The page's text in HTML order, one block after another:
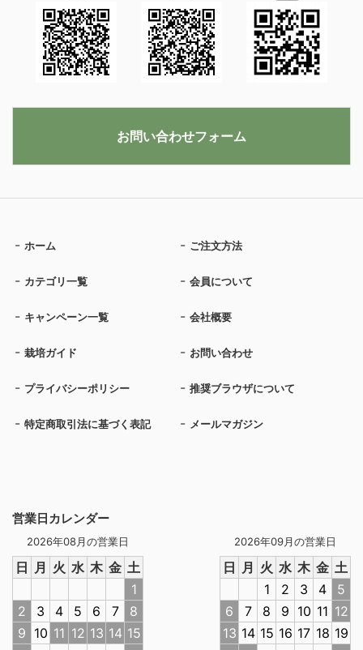
営業日カレンダー
2026年08月の営業日
日 月 火 水 木 金 土
1
2
3 4 5 6 7
8
9 10 11 12 13 14 15
2026年09月の営業日
日 月 火 水 木 金 土
1
2 3 4
5
6
7 8 9 10 11 12
13 14 15 16 17 18 19
ホーム ご注文方法
カテゴリ一覧 会員について
キャンペーン一覧 会社概要
栽培ガイド お問い合わせ
プライバシーポリシー 推奨ブラウザについて
特定商取引法に基づく表記 メールマガジン
お問い合わせフォーム